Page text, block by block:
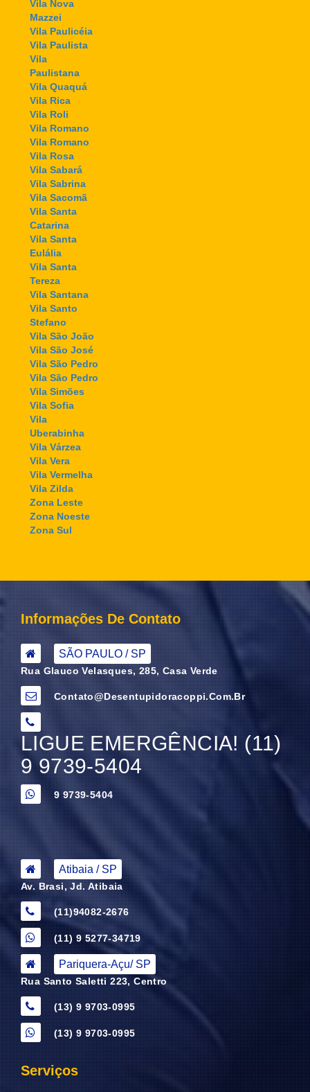
Vila Nova
Mazzei
Vila Paulicéia
Vila Paulista
Vila
Paulistana
Vila Quaquá
Vila Rica
Vila Roli
Vila Romano
Vila Romano
Vila Rosa
Vila Sabará
Vila Sabrina
Vila Sacomã
Vila Santa
Catarina
Vila Santa
Eulália
Vila Santa
Tereza
Vila Santana
Vila Santo
Stefano
Vila São João
Vila São José
Vila São Pedro
Vila São Pedro
Vila Simões
Vila Sofia
Vila
Uberabinha
Vila Várzea
Vila Vera
Vila Vermelha
Vila Zilda
Zona Leste
Zona Noeste
Zona Sul
Informações De Contato
SÃO PAULO / SP
Rua Glauco Velasques, 285, Casa Verde
Contato@desentupidoracoppi.com.br
LIGUE EMERGÊNCIA! (11)
9 9739-5404
9 9739-5404
Atibaia / SP
Av. Brasi, Jd. Atibaia
(11)94082-2676
(11) 9 5277-34719
Pariquera-Açu/ SP
Rua Santo Saletti 223, Centro
(13) 9 9703-0995
(13) 9 9703-0995
Serviços